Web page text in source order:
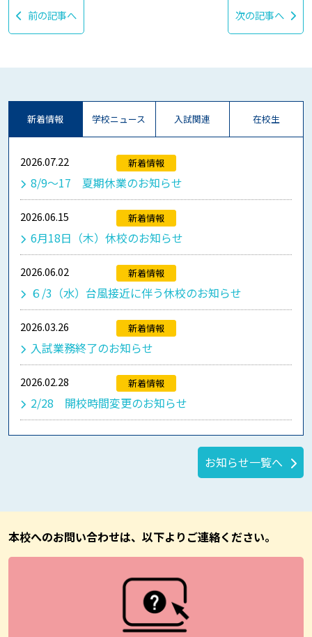
前の記事へ 次の記事へ
新着情報 学校ニュース 入試関連 在校生
2026.07.22 新着情報
8/9～17 夏期休業のお知らせ
2026.06.15 新着情報
6月18日（木）休校のお知らせ
2026.06.02 新着情報
６/3（水）台風接近に伴う休校のお知らせ
2026.03.26 新着情報
入試業務終了のお知らせ
2026.02.28 新着情報
2/28 開校時間変更のお知らせ
お知らせ一覧へ
本校へのお問い合わせは、以下よりご連絡ください。